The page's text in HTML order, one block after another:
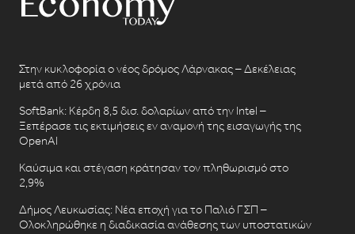
Στην κυκλοφορία ο νέος δρόμος Λάρνακας – Δεκέλειας
μετά από 26 χρόνια
SoftBank: Κέρδη 8,5 δισ. δολαρίων από την Intel –
Ξεπέρασε τις εκτιμήσεις εν αναμονή της εισαγωγής της
OpenAI
Καύσιμα και στέγαση κράτησαν τον πληθωρισμό στο
2,9%
Δήμος Λευκωσίας: Νέα εποχή για το Παλιό ΓΣΠ –
Ολοκληρώθηκε η διαδικασία ανάθεσης των υποστατικών